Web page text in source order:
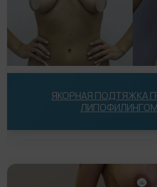
ЯКОРНАЯ ПОДТЯЖКА
ЛИПОФИЛИНГОМ